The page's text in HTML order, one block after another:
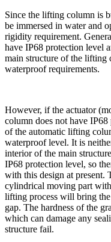
Since the lifting column is
be immersed in water and
rigidity requirement.
have IP68 protection level
main structure of the lifting
waterproof requirements.
However, if the actuator
column does not have
of the automatic lifting
waterproof level. It is
interior of the main
IP68 protection level, so
with this design at present.
cylindrical moving part
lifting process will bring
gap. The hardness of the
which can damage any
structure fail.